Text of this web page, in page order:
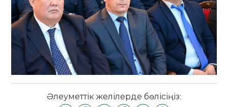
Әлеуметтік желілерде бөлісіңіз: